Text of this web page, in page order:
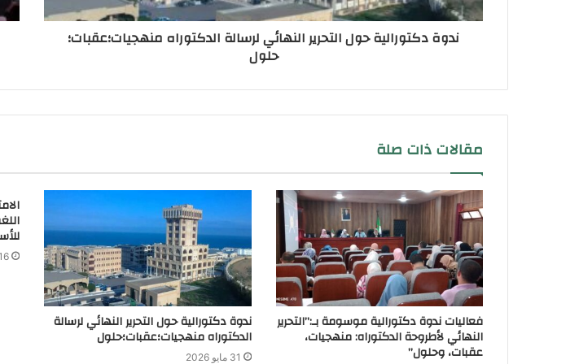
ندوة دكتورالية حول التحرير النهائي لرسالة الدكتوراه منهجيات؛عقبات؛
حلول
مقالات ذات صلة
فعاليات ندوة دكتورالية موسومة بـ:”التحرير
النهائي لأطروحة الدكتوراه: منهجيات،
عقبات، وحلول”
ندوة دكتورالية حول التحرير النهائي لرسالة
الدكتوراه منهجيات؛عقبات؛حلول
31 مايو 2026
16 مايو